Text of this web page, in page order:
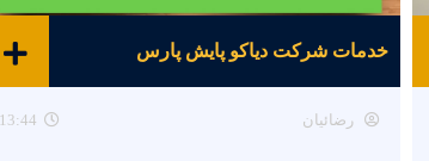
خدمات شرکت دیاکو پایش پارس
رضائیان 13:44